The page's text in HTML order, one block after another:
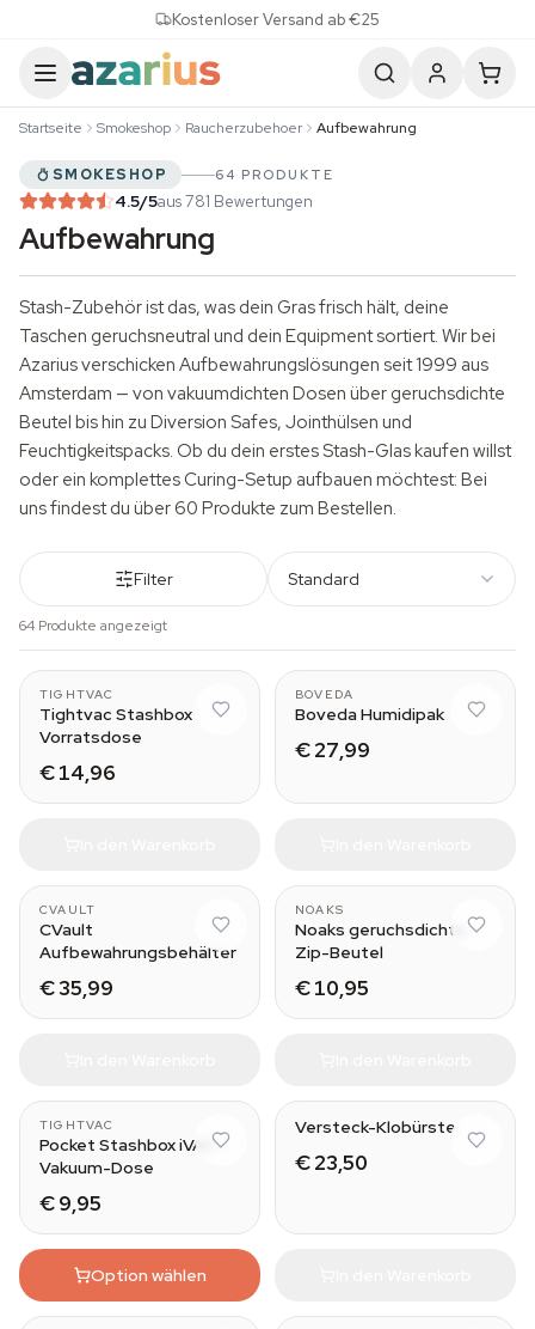
Kostenloser Versand ab €25
Startseite Smokeshop Raucherzubehoer Aufbewahrung
SMOKESHOP 64 PRODUKTE
4.5/5aus 781 Bewertungen
Aufbewahrung
Stash-Zubehör ist das, was dein Gras frisch hält, deine
Taschen geruchsneutral und dein Equipment sortiert. Wir bei
Azarius verschicken Aufbewahrungslösungen seit 1999 aus
Amsterdam — von vakuumdichten Dosen über geruchsdichte
Beutel bis hin zu Diversion Safes, Jointhülsen und
Feuchtigkeitspacks. Ob du dein erstes Stash-Glas kaufen willst
oder ein komplettes Curing-Setup aufbauen möchtest: Bei
uns findest du über 60 Produkte zum Bestellen.
Filter Standard
64 Produkte angezeigt
TIGHTVAC
Tightvac Stashbox
Vorratsdose
€ 14,96
BOVEDA
Boveda Humidipak
€ 27,99
CVAULT
CVault
Aufbewahrungsbehälter
€ 35,99
NOAKS
Noaks geruchsdichte
Zip-Beutel
€ 10,95
TIGHTVAC
Pocket Stashbox iVAC –
Vakuum-Dose
€ 9,95
Option wählen
Versteck-Klobürste
€ 23,50